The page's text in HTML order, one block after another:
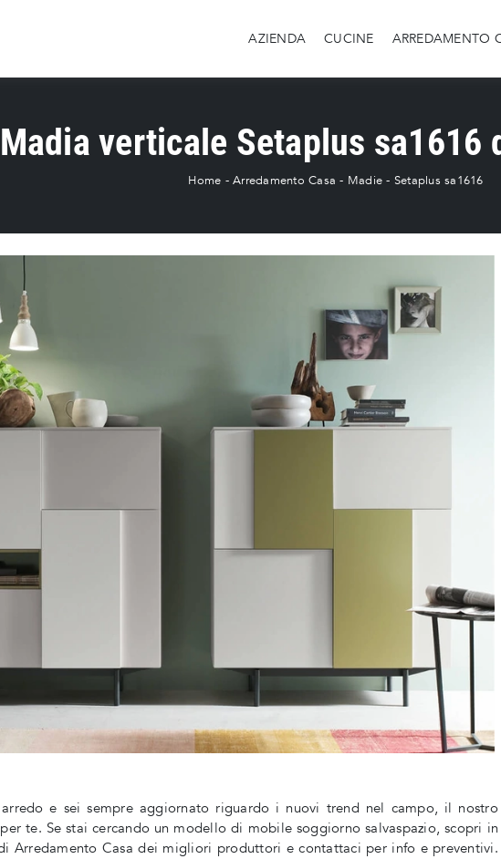
AZIENDA CUCINE ARREDAMENTO
Madia verticale Setaplus sa1616
Home -Arredamento Casa - Madie - Setaplus sa1616
e sei sempre aggiornato riguardo i nuovi trend nel campo, il nostro
te. Se stai cercando un modello di mobile soggiorno salvaspazio, scopri in
Arredamento Casa dei migliori produttori e contattaci per info e preventivi.